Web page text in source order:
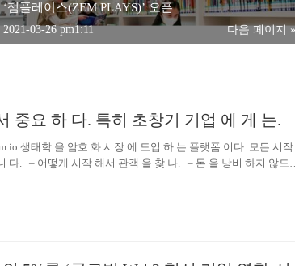
‘잼플레이스(ZEM PLAYS)’ 오픈
다음 페이지 »
2021-03-26 pm1:11
중요 하 다. 특히 초창기 기업 에 게 는.
생태학 을 암호 화 시장 에 도입 하 는 플랫폼 이다. 모든 시작
다. – 어떻게 시작 해서 관객 을 찾 나. – 돈 을 낭비 하지 않도